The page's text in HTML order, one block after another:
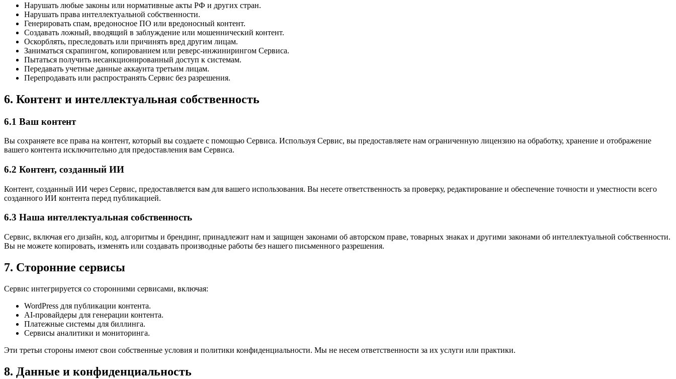
Нарушать любые законы или нормативные акты РФ и других стран.
Нарушать права интеллектуальной собственности.
Генерировать спам, вредоносное ПО или вредоносный контент.
Создавать ложный, вводящий в заблуждение или мошеннический контент.
Оскорблять, преследовать или причинять вред другим лицам.
Заниматься скрапингом, копированием или реверс-инжинирингом Сервиса.
Пытаться получить несанкционированный доступ к системам.
Передавать учетные данные аккаунта третьим лицам.
Перепродавать или распространять Сервис без разрешения.
6. Контент и интеллектуальная собственность
6.1 Ваш контент
Вы сохраняете все права на контент, который вы создаете с помощью Сервиса. Используя Сервис, вы предоставляете нам ограниченную лицензию на обработку, хранение и отображение
вашего контента исключительно для предоставления вам Сервиса.
6.2 Контент, созданный ИИ
Контент, созданный ИИ через Сервис, предоставляется вам для вашего использования. Вы несете ответственность за проверку, редактирование и обеспечение точности и уместности всего
созданного ИИ контента перед публикацией.
6.3 Наша интеллектуальная собственность
Сервис, включая его дизайн, код, алгоритмы и брендинг, принадлежит нам и защищен законами об авторском праве, товарных знаках и другими законами об интеллектуальной собственности.
Вы не можете копировать, изменять или создавать производные работы без нашего письменного разрешения.
7. Сторонние сервисы
Сервис интегрируется со сторонними сервисами, включая:
WordPress для публикации контента.
AI-провайдеры для генерации контента.
Платежные системы для биллинга.
Сервисы аналитики и мониторинга.
Эти третьи стороны имеют свои собственные условия и политики конфиденциальности. Мы не несем ответственности за их услуги или практики.
8. Данные и конфиденциальность